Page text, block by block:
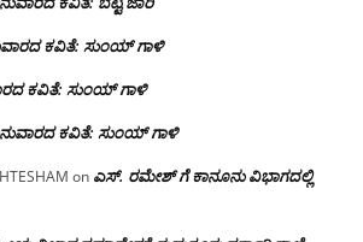
ಕವಿತೆ: ಸುಂಯ್ ಗಾಳಿ
ಕವಿತೆ: ಸುಂಯ್ ಗಾಳಿ
ಕವಿತೆ: ಸುಂಯ್ ಗಾಳಿ
on ಎಸ್. ರಮೇಶ್ ಗೆ ಕಾನೂನು ವಿಭಾಗದಲ್ಲಿ